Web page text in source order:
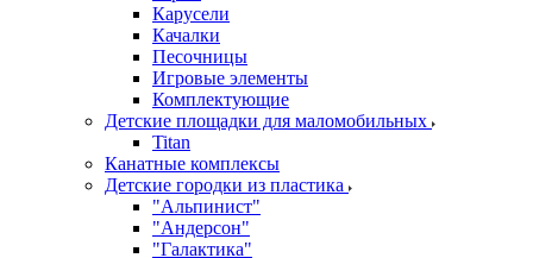
Карусели
Качалки
Песочницы
Игровые элементы
Комплектующие
Детские площадки для маломобильных
Titan
Канатные комплексы
Детские городки из пластика
"Альпинист"
"Андерсон"
"Галактика"